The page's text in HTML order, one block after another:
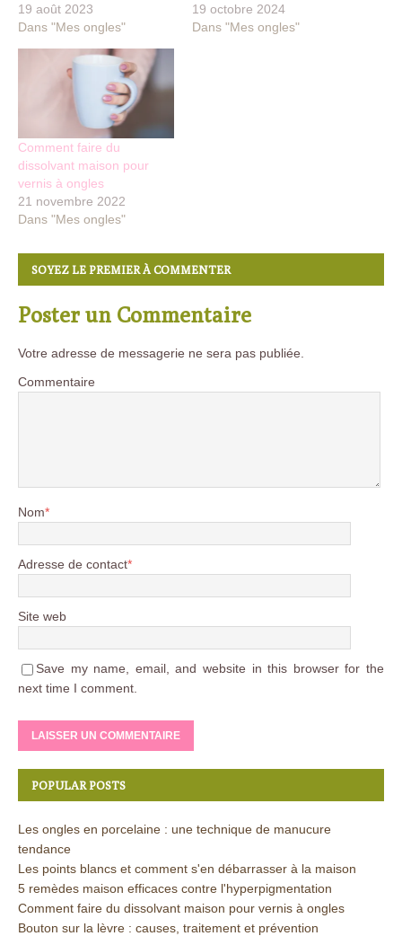
19 août 2023
Dans "Mes ongles"
19 octobre 2024
Dans "Mes ongles"
Comment faire du
dissolvant maison pour
vernis à ongles
21 novembre 2022
Dans "Mes ongles"
SOYEZ LE PREMIER À COMMENTER
Poster un Commentaire
Votre adresse de messagerie ne sera pas publiée.
Commentaire
Nom*
Adresse de contact*
Site web
Save my name, email, and website in this browser for the
next time I comment.
POPULAR POSTS
Les ongles en porcelaine : une technique de manucure
tendance
Les points blancs et comment s'en débarrasser à la maison
5 remèdes maison efficaces contre l'hyperpigmentation
Comment faire du dissolvant maison pour vernis à ongles
Bouton sur la lèvre : causes, traitement et prévention